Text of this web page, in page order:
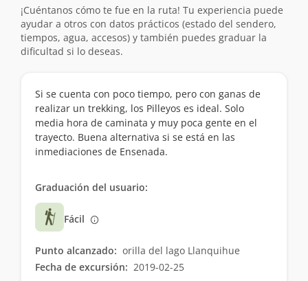
¡Cuéntanos cómo te fue en la ruta! Tu experiencia puede
ayudar a otros con datos prácticos (estado del sendero,
tiempos, agua, accesos) y también puedes graduar la
dificultad si lo deseas.
Si se cuenta con poco tiempo, pero con ganas de
realizar un trekking, los Pilleyos es ideal. Solo
media hora de caminata y muy poca gente en el
trayecto. Buena alternativa si se está en las
inmediaciones de Ensenada.
Graduación del usuario:
Fácil
Punto alcanzado: orilla del lago Llanquihue
Fecha de excursión: 2019-02-25